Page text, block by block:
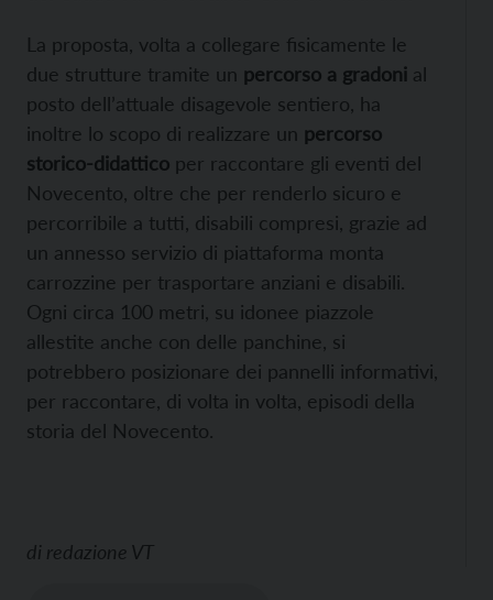
La proposta, volta a collegare fisicamente le
due strutture tramite un percorso a gradoni al
posto dell’attuale disagevole sentiero, ha
inoltre lo scopo di realizzare un percorso
storico-didattico per raccontare gli eventi del
Novecento, oltre che per renderlo sicuro e
percorribile a tutti, disabili compresi, grazie ad
un annesso servizio di piattaforma monta
carrozzine per trasportare anziani e disabili.
Ogni circa 100 metri, su idonee piazzole
allestite anche con delle panchine, si
potrebbero posizionare dei pannelli informativi,
per raccontare, di volta in volta, episodi della
storia del Novecento.
di redazione VT